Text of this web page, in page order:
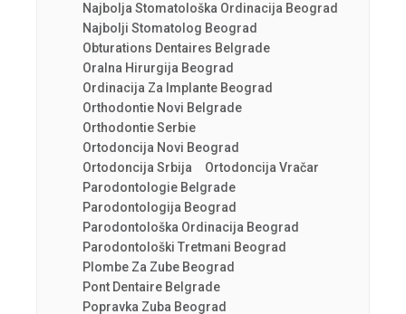
Najbolja Stomatološka Ordinacija Beograd
Najbolji Stomatolog Beograd
Obturations Dentaires Belgrade
Oralna Hirurgija Beograd
Ordinacija Za Implante Beograd
Orthodontie Novi Belgrade
Orthodontie Serbie
Ortodoncija Novi Beograd
Ortodoncija Srbija
Ortodoncija Vračar
Parodontologie Belgrade
Parodontologija Beograd
Parodontološka Ordinacija Beograd
Parodontološki Tretmani Beograd
Plombe Za Zube Beograd
Pont Dentaire Belgrade
Popravka Zuba Beograd